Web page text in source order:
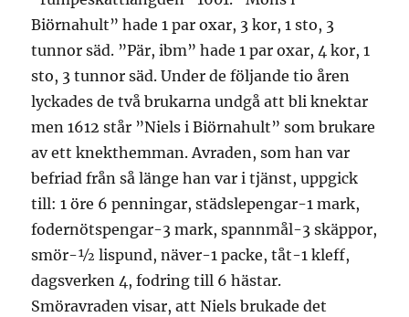
Biörnahult” hade 1 par oxar, 3 kor, 1 sto, 3
tunnor säd. ”Pär, ibm” hade 1 par oxar, 4 kor, 1
sto, 3 tunnor säd. Under de följande tio åren
lyckades de två brukarna undgå att bli knektar
men 1612 står ”Niels i Biörnahult” som brukare
av ett knekthemman. Avraden, som han var
befriad från så länge han var i tjänst, uppgick
till: 1 öre 6 penningar, städslepengar-1 mark,
fodernötspengar-3 mark, spannmål-3 skäppor,
smör-½ lispund, näver-1 packe, tåt-1 kleff,
dagsverken 4, fodring till 6 hästar.
Smöravraden visar, att Niels brukade det